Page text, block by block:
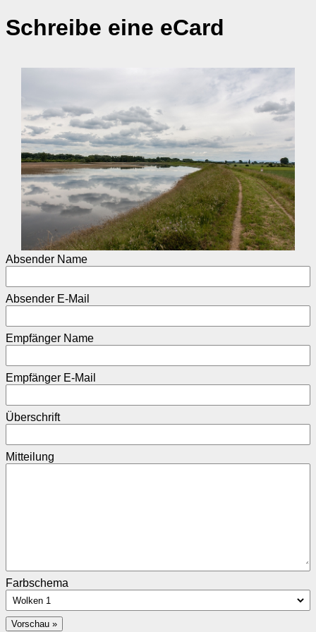
Schreibe eine eCard
Absender Name
Absender E-Mail
Empfänger Name
Empfänger E-Mail
Überschrift
Mitteilung
Farbschema